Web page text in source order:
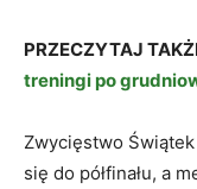
PRZECZYTAJ
treningi po
Zwycięstwo
się do półfinału, a